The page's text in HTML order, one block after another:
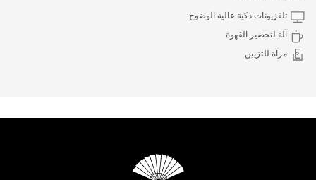
تلفزيونات ذكية عالية الوضوح
آلة لتحضير القهوة
مرآة للتزيين